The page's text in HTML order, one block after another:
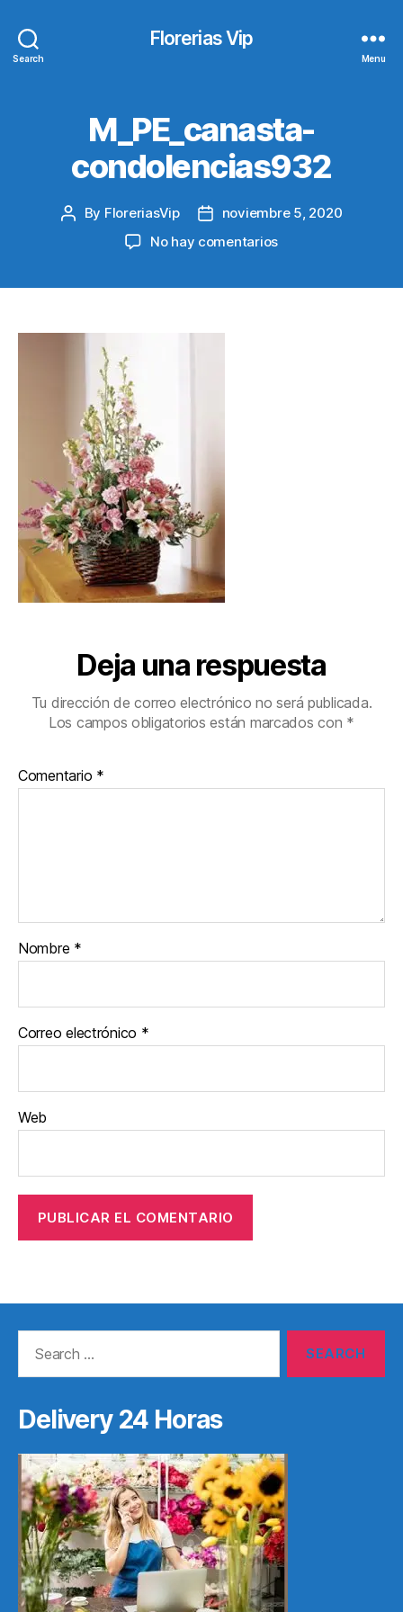
Search
Florerias Vip
Menu
M_PE_canasta-
condolencias932
Post
By FloreriasVip
Postnoviembre 5, 2020
No hay comentariosen
Deja una respuesta
Tu dirección de correo electrónico no será publicada.
Los campos obligatorios están marcados con *
Comentario *
Nombre *
Correo electrónico *
Web
Delivery 24 Horas